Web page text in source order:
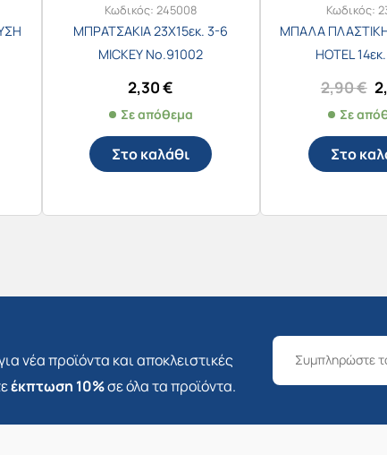
Κωδικός: 245008
ΜΠΡΑΤΣΑΚΙΑ 23Χ15εκ. 3-6
MICKEY Νο.91002
2,30€
Σε απόθεμα
Στο καλάθι
Κωδικός:
ΜΠΑΛΑ ΠΛΑΣΤΙΚΗ
HOTEL
2,90€
Σε
Στο
νέα προϊόντα και αποκλειστικές
έκπτωση 10%σε όλα τα προϊόντα.